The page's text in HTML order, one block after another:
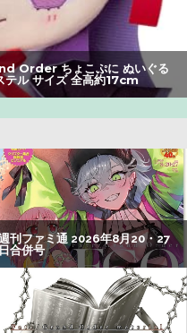
審で炎上
見つかる。めちゃくちゃ
ース
』で人生逆転
最新絵でめっちゃ可愛く
ぎるwwwwww
あげた結果ｗｗｗｗ
なってしまった理由、誰
08のニュース
Order ちょこぷに ぬいぐる
テル サイズ 全高約17cm